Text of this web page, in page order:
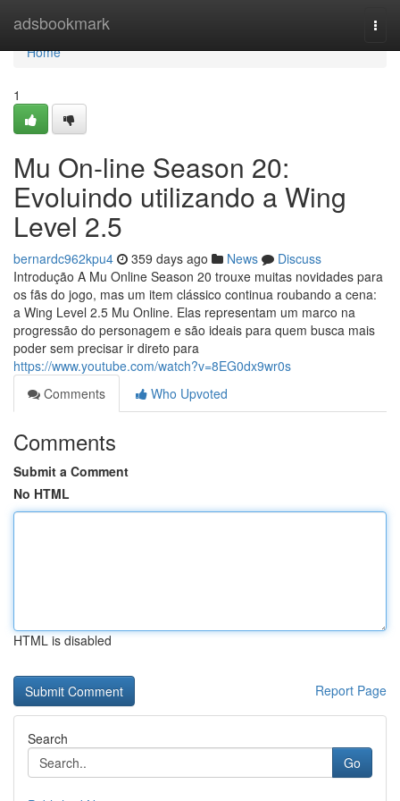
adsbookmark
Home
Home
1
Mu On-line Season 20:
Evoluindo utilizando a Wing
Level 2.5
bernardc962kpu4 359 days ago News
Discuss
Introdução A Mu Online Season 20 trouxe muitas novidades para
os fãs do jogo, mas um item clássico continua roubando a cena:
a Wing Level 2.5 Mu Online. Elas representam um marco na
progressão do personagem e são ideais para quem busca mais
poder sem precisar ir direto para
https://www.youtube.com/watch?v=8EG0dx9wr0s
Comments
Who Upvoted
Comments
Submit a Comment
No HTML
HTML is disabled
Report Page
Search
Go